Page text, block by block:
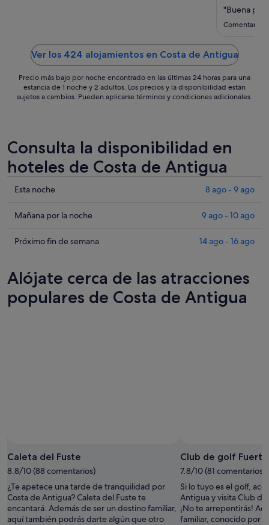
"Buena
Comentario
Ver los 424 alojamientos en Costa de Antigua
Precio más bajo por noche encontrado en las últimas 24 horas para una
estancia de 1 noche y 2 adultos. Los precios y la disponibilidad están
sujetos a cambios. Pueden aplicarse términos y condiciones adicionales.
Consulta la disponibilidad en
hoteles de Costa de Antigua
Comprueba
precios
Costa
para
noche,
Esta noche 8 ago - 9 ago
Comprueba
precios
de
Antigua
para
Mañana por la noche 9 ago - 10 ago
Comprueba
en
Costa
de
ago
Próximo fin de semana 14 ago - 16 ago
Alójate cerca de las atracciones
populares de Costa de Antigua
Caleta del Fuste
8.8/10 (88 comentarios)
¿Te apetece una tarde de tranquilidad por
Costa de Antigua? Caleta del Fuste te
encantará. Además de ser un destino familiar,
aquí también podrás darte algún que otro
Club de golf
7.8/10 (81 comentarios)
Si lo tuyo es el golf,
Antigua y visita Club
¡No te arrepentirás!
familiar, conocido por